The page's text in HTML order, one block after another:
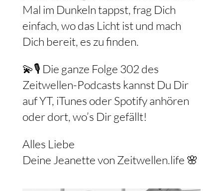
Mal im Dunkeln tappst, frag Dich
einfach, wo das Licht ist und mach
Dich bereit, es zu finden.
💫🎙️ Die ganze Folge 302 des
Zeitwellen-Podcasts kannst Du Dir
auf YT, iTunes oder Spotify anhören
oder dort, wo’s Dir gefällt!
Alles Liebe
Deine Jeanette von Zeitwellen.life 🌸